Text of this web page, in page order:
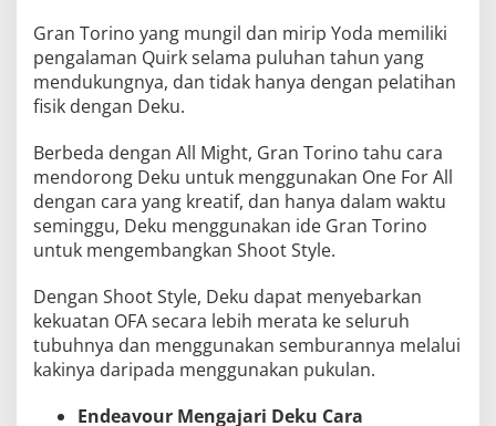
Gran Torino yang mungil dan mirip Yoda memiliki
pengalaman Quirk selama puluhan tahun yang
mendukungnya, dan tidak hanya dengan pelatihan
fisik dengan Deku.
Berbeda dengan All Might, Gran Torino tahu cara
mendorong Deku untuk menggunakan One For All
dengan cara yang kreatif, dan hanya dalam waktu
seminggu, Deku menggunakan ide Gran Torino
untuk mengembangkan Shoot Style.
Dengan Shoot Style, Deku dapat menyebarkan
kekuatan OFA secara lebih merata ke seluruh
tubuhnya dan menggunakan semburannya melalui
kakinya daripada menggunakan pukulan.
Endeavour Mengajari Deku Cara